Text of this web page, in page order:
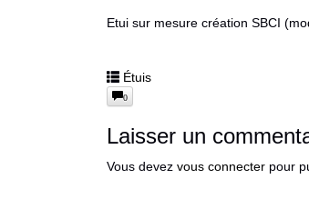
Etui sur mesure création SBCI
Étuis
0
Laisser un
Vous devez vous connecter pour